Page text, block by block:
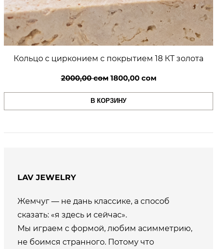
Кольцо с цирконием с покрытием 18 КТ золота
2000,00сом Первоначальная
составляла
1800,00 сомТекущая
В КОРЗИНУ
LAV JEWELRY
Жемчуг — не дань классике, а способ
сказать: «я здесь и сейчас».
Мы играем с формой, любим асимметрию,
не боимся странного. Потому что